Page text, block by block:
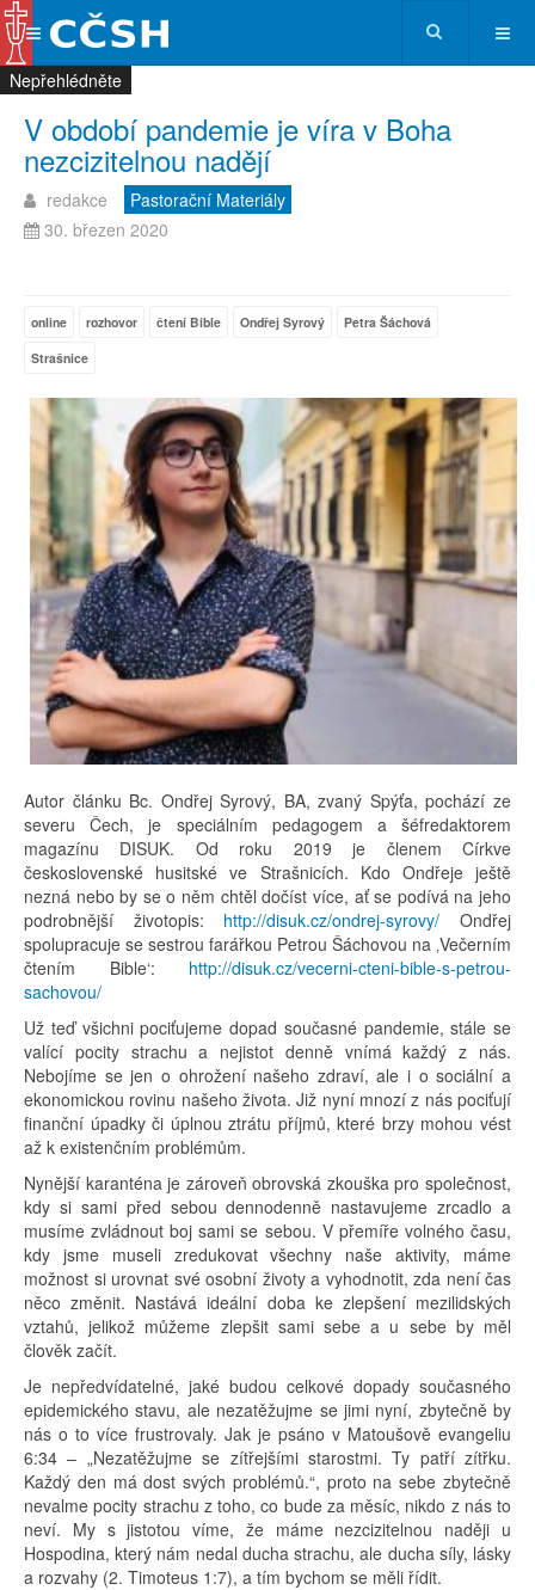
V období pandemie je víra v Boha
nezcizitelnou nadějí
redakce
Pastorační Materiály
30. březen 2020
online rozhovor čtení Bible Ondřej Syrový
Petra Šáchová
Strašnice
Autor článku Bc. Ondřej Syrový, BA, zvaný Spýťa, pochází ze
severu Čech, je speciálním pedagogem a šéfredaktorem
magazínu DISUK. Od roku 2019 je členem Církve
československé husitské ve Strašnicích. Kdo Ondřeje ještě
nezná nebo by se o něm chtěl dočíst více, ať se podívá na jeho
podrobnější životopis: http://disuk.cz/ondrej-syrovy/ Ondřej
spolupracuje se sestrou farářkou Petrou Šáchovou na ‚Večerním
čtením Bible‘: http://disuk.cz/vecerni-cteni-bible-s-petrou-
sachovou/
Už teď všichni pociťujeme dopad současné pandemie, stále se
valící pocity strachu a nejistot denně vnímá každý z nás.
Nebojíme se jen o ohrožení našeho zdraví, ale i o sociální a
ekonomickou rovinu našeho života. Již nyní mnozí z nás pociťují
finanční úpadky či úplnou ztrátu příjmů, které brzy mohou vést
až k existenčním problémům.
Nynější karanténa je zároveň obrovská zkouška pro společnost,
kdy si sami před sebou dennodenně nastavujeme zrcadlo a
musíme zvládnout boj sami se sebou. V přemíře volného času,
kdy jsme museli zredukovat všechny naše aktivity, máme
možnost si urovnat své osobní životy a vyhodnotit, zda není čas
něco změnit. Nastává ideální doba ke zlepšení mezilidských
vztahů, jelikož můžeme zlepšit sami sebe a u sebe by měl
člověk začít.
Je nepředvídatelné, jaké budou celkové dopady současného
epidemického stavu, ale nezatěžujme se jimi nyní, zbytečně by
nás o to více frustrovaly. Jak je psáno v Matoušově evangeliu
6:34 – „Nezatěžujme se zítřejšími starostmi. Ty patří zítřku.
Každý den má dost svých problémů.“, proto na sebe zbytečně
nevalme pocity strachu z toho, co bude za měsíc, nikdo z nás to
neví. My s jistotou víme, že máme nezcizitelnou naději u
Hospodina, který nám nedal ducha strachu, ale ducha síly, lásky
a rozvahy (2. Timoteus 1:7), a tím bychom se měli řídit.
Nepřehlédněte
Nepřehlédněte
Nepřehlédněte
Nepřehlédněte